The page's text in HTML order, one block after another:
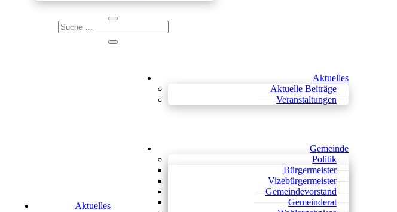
Aktuelles
Aktuelles
Aktuelle Beiträge
Veranstaltungen
Gemeinde
Politik
Bürgermeister
Vizebürgermeister
Gemeindevorstand
Gemeinderat